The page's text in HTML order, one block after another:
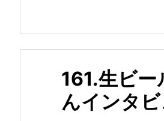
161.生ビ
んインタ